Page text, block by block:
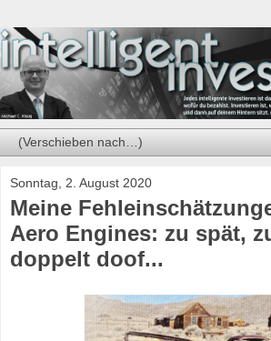
Sonntag, 2. August 2020
Meine
Aero Engines: zu spät,
doppelt doof...